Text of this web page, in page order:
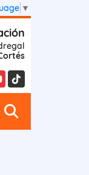
▼
TikTok